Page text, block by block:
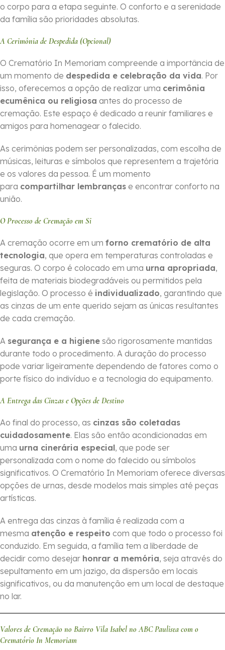
o corpo para a etapa seguinte. O conforto e a serenidade
da família são prioridades absolutas.
A Cerimônia de Despedida (Opcional)
O Crematório In Memoriam compreende a importância de
um momento de despedida e celebração da vida. Por
isso, oferecemos a opção de realizar uma cerimônia
ecumênica ou religiosa antes do processo de
cremação. Este espaço é dedicado a reunir familiares e
amigos para homenagear o falecido.
As cerimônias podem ser personalizadas, com escolha de
músicas, leituras e símbolos que representem a trajetória
e os valores da pessoa. É um momento
para compartilhar lembranças e encontrar conforto na
união.
O Processo de Cremação em Si
A cremação ocorre em um forno crematório de alta
tecnologia, que opera em temperaturas controladas e
seguras. O corpo é colocado em uma urna apropriada,
feita de materiais biodegradáveis ou permitidos pela
legislação. O processo é individualizado, garantindo que
as cinzas de um ente querido sejam as únicas resultantes
de cada cremação.
A segurança e a higiene são rigorosamente mantidas
durante todo o procedimento. A duração do processo
pode variar ligeiramente dependendo de fatores como o
porte físico do indivíduo e a tecnologia do equipamento.
A Entrega das Cinzas e Opções de Destino
Ao final do processo, as cinzas são coletadas
cuidadosamente. Elas são então acondicionadas em
uma urna cinerária especial, que pode ser
personalizada com o nome do falecido ou símbolos
significativos. O Crematório In Memoriam oferece diversas
opções de urnas, desde modelos mais simples até peças
artísticas.
A entrega das cinzas à família é realizada com a
mesma atenção e respeito com que todo o processo foi
conduzido. Em seguida, a família tem a liberdade de
decidir como desejar honrar a memória, seja através do
sepultamento em um jazigo, da dispersão em locais
significativos, ou da manutenção em um local de destaque
no lar.
Valores de Cremação no Bairro Vila Isabel no ABC Paulista com o
Crematório In Memoriam